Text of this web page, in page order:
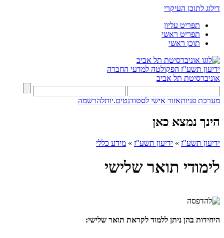
דילוג לתוכן העיקרי
תפריט עליון
תפריט ראשי
תוכן ראשי
ידיעון תשע"ז הפקולטה למדעי החברה
אוניברסיטת תל אביב
מערכת פניותאזור אישי לסטודנטים.יותלהרשמה
הינך נמצא כאן
ידיעון תשע"ז » ידיעון תשע"ז » מידע כללי
לימודי תואר שלישי
היחידות בהן ניתן ללמוד לקראת תואר שלישי: